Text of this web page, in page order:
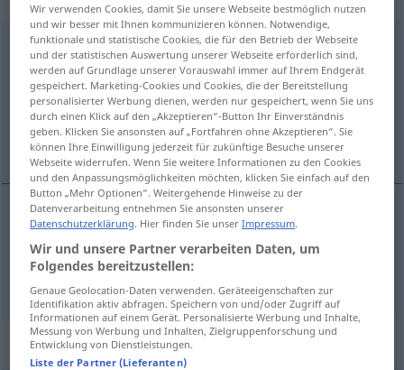
berieseln <berieseln>
Übersicht aller Übersetzungen
(Für mehr Details die Übersetzung anklicken/antippen)
besproeien, bewerken
besproeien berieseln
bewerken berieseln
Synonyme für "berieseln"
Wir verwenden Cookies, damit Sie unsere Webseite bestmöglich nutzen
und wir besser mit Ihnen kommunizieren können. Notwendige,
funktionale und statistische Cookies, die für den Betrieb der Webseite
und der statistischen Auswertung unserer Webseite erforderlich sind,
werden auf Grundlage unserer Vorauswahl immer auf Ihrem Endgerät
gespeichert. Marketing-Cookies und Cookies, die der Bereitstellung
personalisierter Werbung dienen, werden nur gespeichert, wenn Sie uns
durch einen Klick auf den „Akzeptieren“-Button Ihr Einverständnis
geben. Klicken Sie ansonsten auf „Fortfahren ohne Akzeptieren“. Sie
können Ihre Einwilligung jederzeit für zukünftige Besuche unserer
Webseite widerrufen. Wenn Sie weitere Informationen zu den Cookies
und den Anpassungsmöglichkeiten möchten, klicken Sie einfach auf den
Button „Mehr Optionen“. Weitergehende Hinweise zu der
Datenverarbeitung entnehmen Sie ansonsten unserer
Datenschutzerklärung. Hier finden Sie unserImpressum.
Wir und unsere Partner verarbeiten Daten, um
Folgendes bereitzustellen:
Genaue Geolocation-Daten verwenden. Geräteeigenschaften zur
Identifikation aktiv abfragen. Speichern von und/oder Zugriff auf
Informationen auf einem Gerät. Personalisierte Werbung und Inhalte,
Messung von Werbung und Inhalten, Zielgruppenforschung und
Entwicklung von Dienstleistungen.
Liste der Partner (Lieferanten)